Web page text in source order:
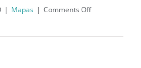
| Mapas | Comments Offon